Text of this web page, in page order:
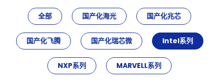
全部 国产化海光 国产化兆芯
国产化飞腾 国产化瑞芯微 Intel系列
NXP系列 MARVELL系列